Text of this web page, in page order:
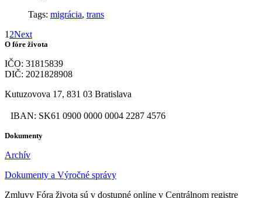
Tags: migrácia, trans
1 2Next
O fóre života
IČO: 31815839
DIČ: 2021828908
Kutuzovova 17, 831 03 Bratislava
IBAN: SK61 0900 0000 0004 2287 4576
Dokumenty
Archív
Dokumenty a Výročné správy
Zmluvy Fóra života sú v dostupné online v Centrálnom registre